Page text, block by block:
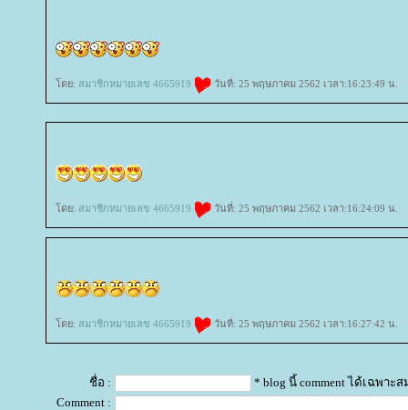
ดย: สมาชิกหมายเลข 4665919 วันที่: 25 พฤษภาคม 2562 เวลา:16:23:49 น.
ดย: สมาชิกหมายเลข 4665919 วันที่: 25 พฤษภาคม 2562 เวลา:16:24:09 น.
ดย: สมาชิกหมายเลข 4665919 วันที่: 25 พฤษภาคม 2562 เวลา:16:27:42 น.
ชื่อ :
* blog นี้ comment ได้เฉพาะ
Comment :